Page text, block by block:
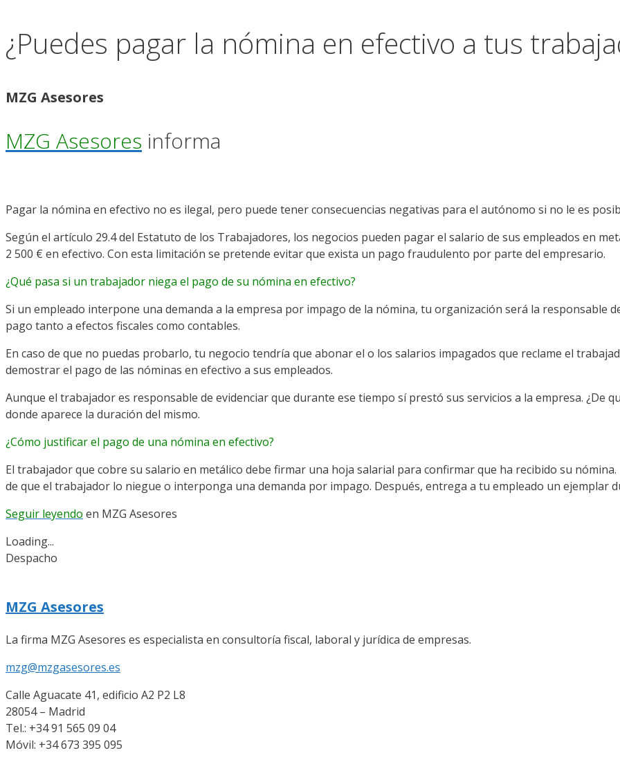
¿Puedes pagar la nómina en efectivo a tus
MZG Asesores
MZG Asesores informa
Pagar la nómina en efectivo no es ilegal, pero puede tener consecuencias negativas para el autónomo si no le es
Según el artículo 29.4 del Estatuto de los Trabajadores, los negocios pueden pagar el salario de sus empleados en
2 500 € en efectivo. Con esta limitación se pretende evitar que exista un pago fraudulento por parte del empresario.
¿Qué pasa si un trabajador niega el pago de su nómina en efectivo?
Si un empleado interpone una demanda a la empresa por impago de la nómina, tu organización será la responsable
pago tanto a efectos fiscales como contables.
En caso de que no puedas probarlo, tu negocio tendría que abonar el o los salarios impagados que reclame el
demostrar el pago de las nóminas en efectivo a sus empleados.
Aunque el trabajador es responsable de evidenciar que durante ese tiempo sí prestó sus servicios a la empresa. ¿De
donde aparece la duración del mismo.
¿Cómo justificar el pago de una nómina en efectivo?
El trabajador que cobre su salario en metálico debe firmar una hoja salarial para confirmar que ha recibido su
de que el trabajador lo niegue o interponga una demanda por impago. Después, entrega a tu empleado un ejemplar
Seguir leyendo en MZG Asesores
Loading...
Despacho
MZG Asesores
La firma MZG Asesores es especialista en consultoría fiscal, laboral y jurídica de empresas.
mzg@mzgasesores.es
Calle Aguacate 41, edificio A2 P2 L8
28054 – Madrid
Tel.: +34 91 565 09 04
Móvil: +34 673 395 095